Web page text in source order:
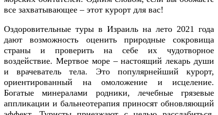
все захватывающее – этот курорт для вас!
Оздоровительные туры в Израиль на лето 2021 года
дают возможность оценить природные сокровища
страны и проверить на себе их чудотворное
воздействие. Мертвое море – настоящий лекарь души
и врачеватель тела. Это популярнейший курорт,
ориентированный на омоложение и исцеление.
Богатые минералами родники, лечебные грязевые
аппликации и бальнеотерапия приносят обновляющий